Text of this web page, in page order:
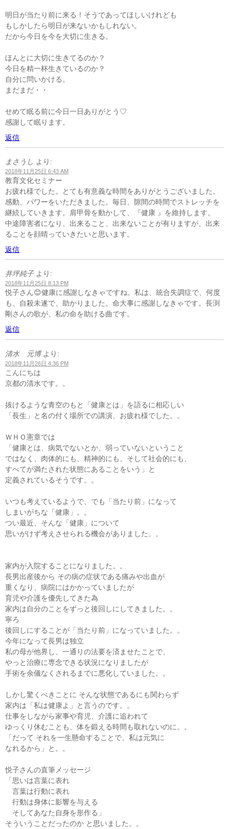
明日が当たり前に来る！そうであってほしいけれども
もしかしたら明日が来ないかもしれない。
だから今日を今を大切に生きる。
ほんとに大切に生きてるのか？
今日を精一杯生きているのか？
自分に問いかける。
まだまだ・・
せめて眠る前に今日一日ありがとう♡
感謝して眠ります。
返信
まさうし より:
2018年11月25日 6:43 AM
教育文化セミナー
お疲れ様でした。とても有意義な時間をありがとうございました。
感動、パワーをいただきました。毎日、隙間の時間でストレッチを
継続していきます。肩甲骨を動かして、『健康 』を維持します。
中途障害者になり、出来ること、出来ないことが有りますが、出来
ることを顔晴っていきたいと思います。
返信
井坪純子 より:
2018年11月25日 8:13 PM
悦子さん😊健康に感謝しなきゃですね。私は、統合失調症で、何度
も、自殺未遂で、助かりました。命大事に感謝しなきゃです。長渕
剛さんの歌が、私の命を助ける曲です。
返信
清水 元博 より:
2018年11月26日 4:36 PM
こんにちは
京都の清水です。。
抜けるような青空のもと「健康とは」を語るに相応しい
「長生」と名の付く場所での講演、お疲れ様でした。。
ＷＨＯ憲章では
「健康とは、病気でないとか、弱っていないということ
ではなく、肉体的にも、精神的にも、そして社会的にも、
すべてが満たされた状態にあることをいう」と
定義されているそうです。。
いつも考えているようで、でも「当たり前」になって
しまいがちな「健康」。。
つい最近、そんな「健康」について
思いがけず考えさせられる機会がありました。。
家内が入院することになりました。。
長男出産後から その病の症状である痛みや出血が
重くなり、病院にはかかっていましたが
育児や介護を優先してきた為
家内は自分のことをずっと後回しにしてきました。。
寧ろ
後回しにすることが「当たり前」になっていました。。
今年になって長男は独立
私の母が他界し、一通りの法要を済ませたことで、
やっと治療に専念できる状況になりましたが
手術を余儀なくされるまでに悪化していました。。
しかし驚くべきことに そんな状態であるにも関わらず
家内は「私は健康よ」と言うのです。。
仕事をしながら家事や育児、介護に追われて
ゆっくり休むことも、体を鍛える時間も取れないのに。。
「だって それを一生懸命することで、私は元気に
なれるから」と。。
悦子さんの直筆メッセージ
「思いは言葉に表れ
言葉は行動に表れ
行動は身体に影響を与える
そしてあなた自身を形作る」
そういうことだったのか と思いました。。